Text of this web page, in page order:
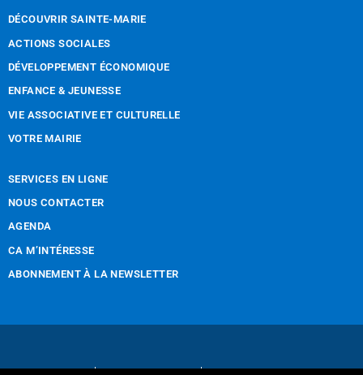
DÉCOUVRIR SAINTE-MARIE
ACTIONS SOCIALES
DÉVELOPPEMENT ÉCONOMIQUE
ENFANCE & JEUNESSE
VIE ASSOCIATIVE ET CULTURELLE
VOTRE MAIRIE
SERVICES EN LIGNE
NOUS CONTACTER
AGENDA
CA M’INTÉRESSE
ABONNEMENT À LA NEWSLETTER